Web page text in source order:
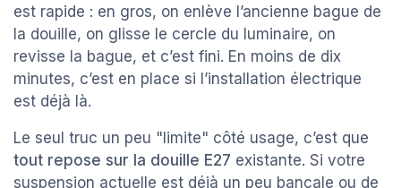
est rapide : en gros, on enlève l’ancienne bague de
la douille, on glisse le cercle du luminaire, on
revisse la bague, et c’est fini. En moins de dix
minutes, c’est en place si l’installation électrique
est déjà là.
Le seul truc un peu "limite" côté usage, c’est que
tout repose sur la douille E27 existante. Si votre
suspension actuelle est déjà un peu bancale ou de